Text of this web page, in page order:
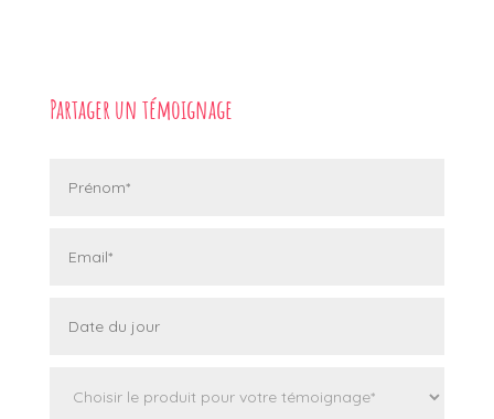
Partager un témoignage